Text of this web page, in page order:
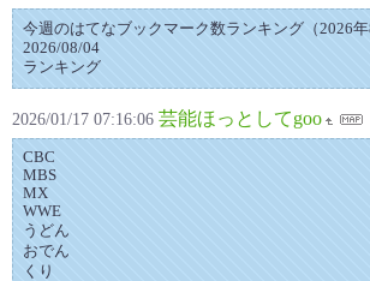
今週のはてなブックマーク数ランキング（2026年
2026/08/04
ランキング
2026/01/17 07:16:06 芸能ほっとしてgoo
CBC
MBS
MX
WWE
うどん
おでん
くり